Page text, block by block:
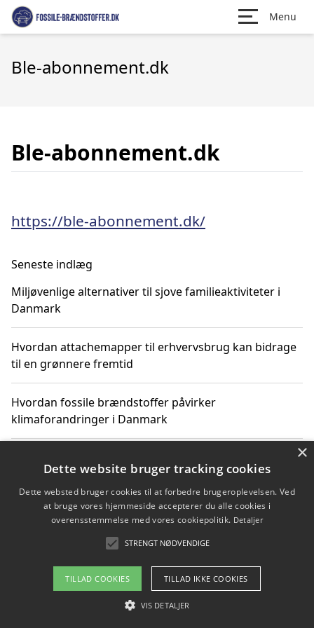
Menu
Ble-abonnement.dk
Ble-abonnement.dk
https://ble-abonnement.dk/
Seneste indlæg
Miljøvenlige alternativer til sjove familieaktiviteter i
Danmark
Hvordan attachemapper til erhvervsbrug kan bidrage
til en grønnere fremtid
Hvordan fossile brændstoffer påvirker
klimaforandringer i Danmark
klimaændringer
Hvordan citater om fossile brændstoffer kan ændre
Copyright 2026 - Pilanto Aps
Om / kontakt
×
Dette website bruger tracking cookies
Dette websted bruger cookies til at forbedre brugeroplevelsen. Ved
at bruge vores hjemmeside accepterer du alle cookies i
overensstemmelse med vores cookiepolitik. Detaljer
STRENGT NØDVENDIGE
TILLAD COOKIES TILLAD IKKE COOKIES
VIS DETALJER